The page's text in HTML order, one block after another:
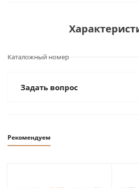
Каталожный номер
Задать вопрос
Рекомендуем